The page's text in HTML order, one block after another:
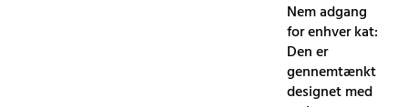
Nem adgang
for enhver kat:
Den er
gennemtænkt
designet med